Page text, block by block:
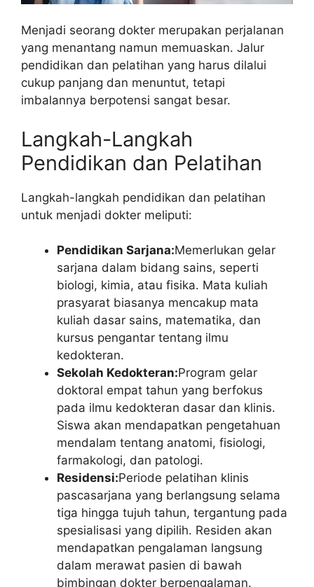
Menjadi seorang dokter merupakan perjalanan
yang menantang namun memuaskan. Jalur
pendidikan dan pelatihan yang harus dilalui
cukup panjang dan menuntut, tetapi
imbalannya berpotensi sangat besar.
Langkah-Langkah
Pendidikan dan Pelatihan
Langkah-langkah pendidikan dan pelatihan
untuk menjadi dokter meliputi:
Pendidikan Sarjana:Memerlukan gelar
sarjana dalam bidang sains, seperti
biologi, kimia, atau fisika. Mata kuliah
prasyarat biasanya mencakup mata
kuliah dasar sains, matematika, dan
kursus pengantar tentang ilmu
kedokteran.
Sekolah Kedokteran:Program gelar
doktoral empat tahun yang berfokus
pada ilmu kedokteran dasar dan klinis.
Siswa akan mendapatkan pengetahuan
mendalam tentang anatomi, fisiologi,
farmakologi, dan patologi.
Residensi:Periode pelatihan klinis
pascasarjana yang berlangsung selama
tiga hingga tujuh tahun, tergantung pada
spesialisasi yang dipilih. Residen akan
mendapatkan pengalaman langsung
dalam merawat pasien di bawah
bimbingan dokter berpengalaman.